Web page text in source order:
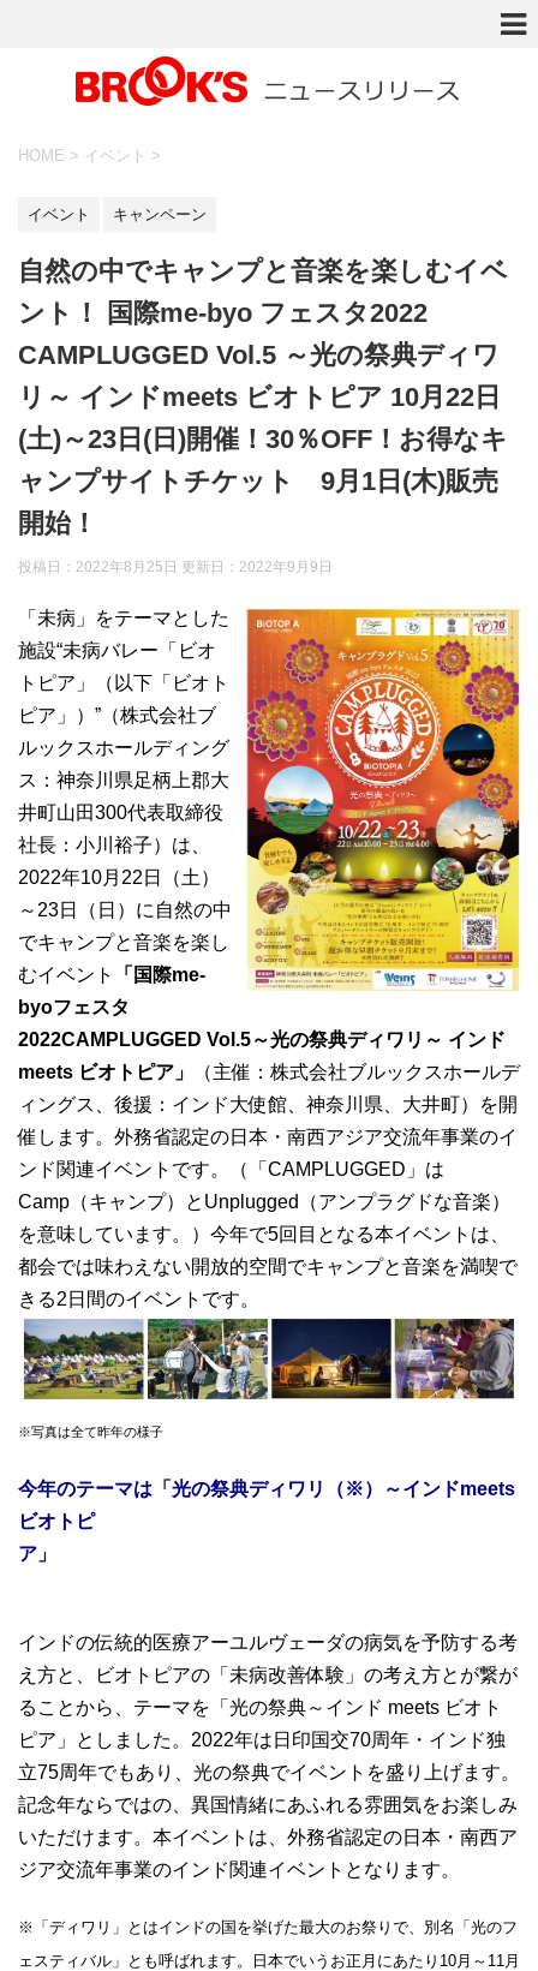
HOME > イベント >
イベント キャンペーン
自然の中でキャンプと音楽を楽しむイベ
ント！ 国際me-byo フェスタ2022
CAMPLUGGED Vol.5 ～光の祭典ディワ
リ～ インドmeets ビオトピア 10月22日
(土)～23日(日)開催！30％OFF！お得なキ
ャンプサイトチケット 9月1日(木)販売
開始！
投稿日：2022年8月25日 更新日： 2022年9月9日
「未病」をテーマとした
施設“未病バレー「ビオ
トピア」（以下「ビオト
ピア」）”（株式会社ブ
ルックスホールディング
ス：神奈川県足柄上郡大
井町山田300代表取締役
社長：小川裕子）は、
2022年10月22日（土）
～23日（日）に自然の中
でキャンプと音楽を楽し
むイベント
「国際me-
byoフェスタ
2022CAMPLUGGED Vol.5～光の祭典ディワリ～ インド
meets ビオトピア」
（主催：株式会社ブルックスホールデ
ィングス、後援：インド大使館、神奈川県、大井町）を開
催します。外務省認定の日本・南西アジア交流年事業のイ
ンド関連イベントです。（「CAMPLUGGED」は
Camp（キャンプ）とUnplugged（アンプラグドな音楽）
を意味しています。）今年で5回目となる本イベントは、
都会では味わえない開放的空間でキャンプと音楽を満喫で
きる2日間のイベントです。
※写真は全て昨年の様子
今年のテーマは「光の祭典ディワリ（※）～インドmeets
ビオトピ
ア」
インドの伝統的医療アーユルヴェーダの病気を予防する考
え方と、ビオトピアの「未病改善体験」の考え方とが繋が
ることから、テーマを「光の祭典～インド meets ビオト
ピア」としました。2022年は日印国交70周年・インド独
立75周年でもあり、光の祭典でイベントを盛り上げます。
記念年ならではの、異国情緒にあふれる雰囲気をお楽しみ
いただけます。本イベントは、外務省認定の日本・南西ア
ジア交流年事業のインド関連イベントとなります。
※「ディワリ」とはインドの国を挙げた最大のお祭りで、別名「光のフ
ェスティバル」とも呼ばれます。日本でいうお正月にあたり10月～11月